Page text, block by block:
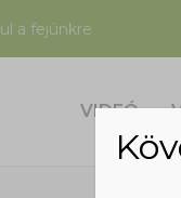
a fejünkre
VIDEÓ